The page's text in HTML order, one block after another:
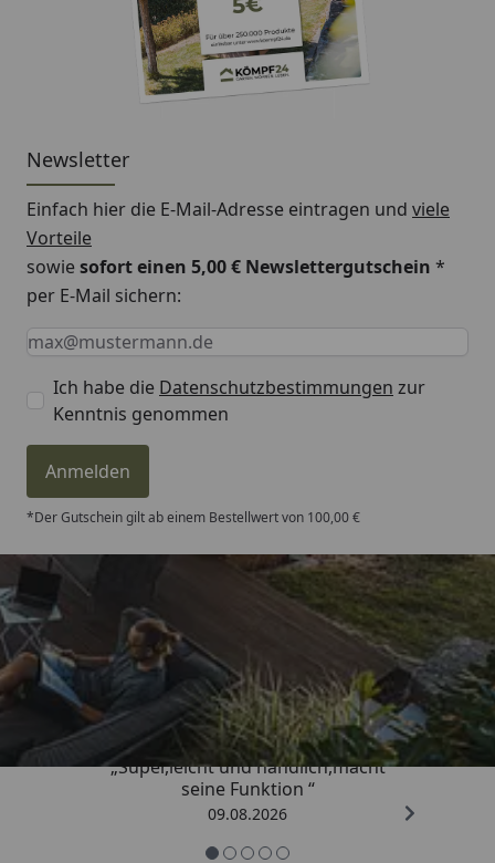
Newsletter
Einfach hier die E-Mail-Adresse eintragen und viele
Vorteile
sowiesofort einen 5,00 € Newslettergutschein *
per E-Mail sichern:
Keine Eingabe erforderlich
Eingabe erforderlich
E-Mail *
Ich habe die Datenschutzbestimmungen zur
Kenntnis genommen
Anmelden
*Der Gutschein gilt ab einem Bestellwert von 100,00 €
Trusted Shops
4,81/ 5
„Super,leicht und handlich,macht
seine Funktion “
09.08.2026